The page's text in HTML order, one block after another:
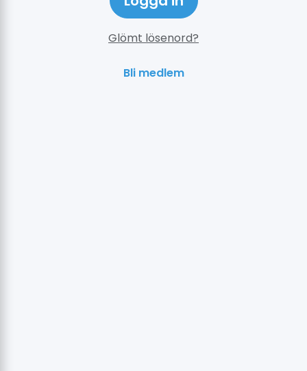
Glömt lösenord?
Bli medlem